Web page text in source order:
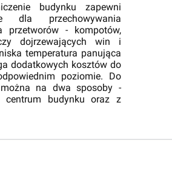
budynku zapewni
dla przechowywania
przetworów - kompotów,
dojrzewających win i
temperatura panująca
dodatkowych kosztów do
poziomie. Do
na dwa sposoby -
centrum budynku oraz z